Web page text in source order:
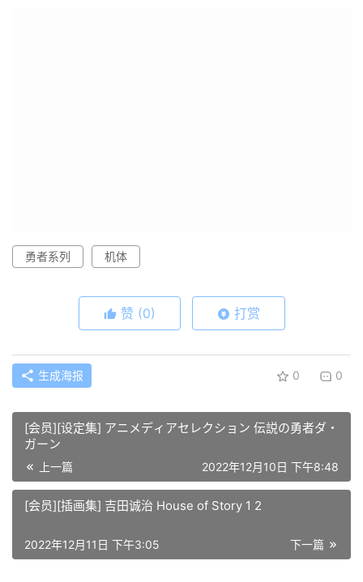
勇者系列 机体
赞 (0) 打赏
生成海报 0 0
[会员][设定集] アニメディアセレクション 伝説の勇者ダ・
ガーン
上一篇 2022年12月10日 下午8:48
[会员][插画集] 吉田诚治 House of Story 1 2
下一篇
2022年12月11日 下午3:05